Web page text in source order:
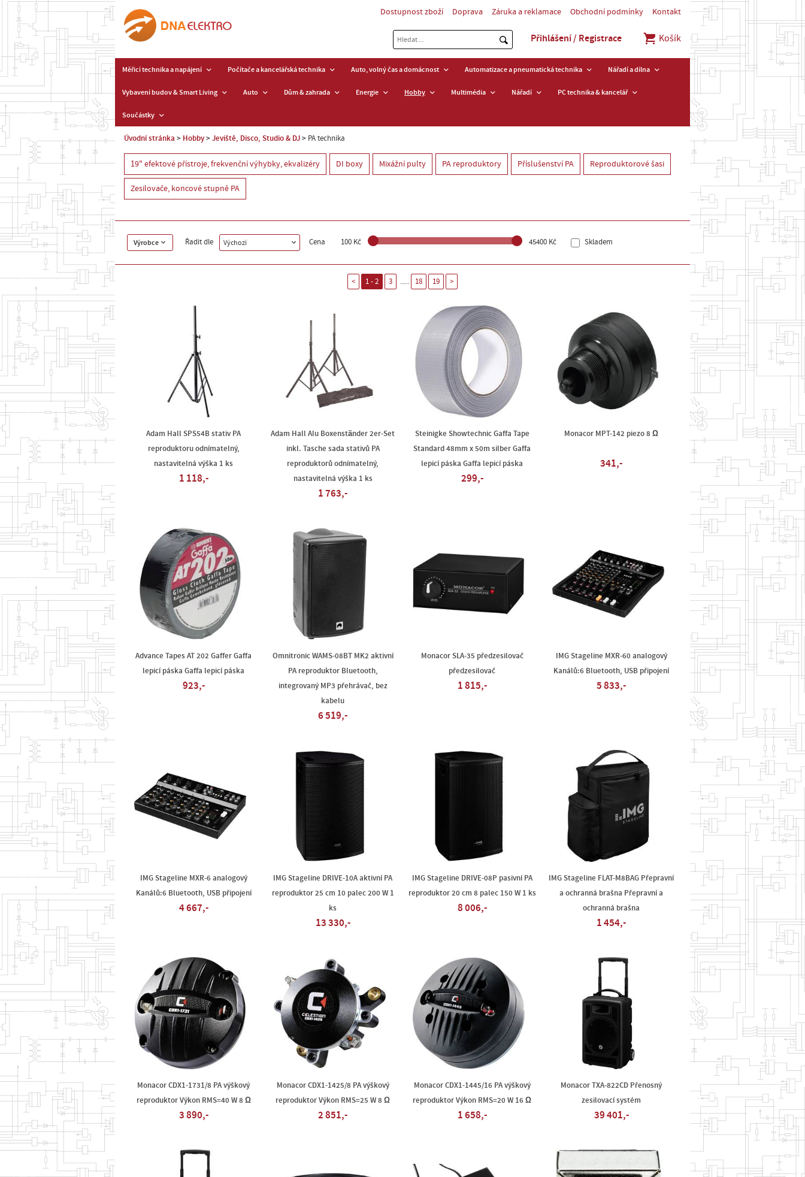
Dostupnost zboží Doprava Záruka a reklamace Obchodní podmínky Kontakt
Přihlášení / Registrace Košík
Měřicí technika a napájení Počítače a kancelářská technika Auto, volný čas a domácnost Automatizace a pneumatická technika Nářadí a dílna
Vybavení budov & Smart Living Auto Dům & zahrada Energie Hobby Multimédia Nářadí PC technika & kancelář
Součástky
Úvodní stránka Hobby Jeviště, Disco, Studio & DJ PA technika
19" efektové přístroje, frekvenční výhybky, ekvalizéry DI boxy Mixážní pulty PA reproduktory Příslušenství PA Reproduktorové šasi
Zesilovače, koncové stupně PA
Výrobce Řadit dle Výchozí Cena 100 Kč 45400 Kč Skladem
< 1 - 2 3 ..... 18 19 >
Adam Hall SPS54B stativ PA
reproduktoru odnímatelný,
nastavitelná výška 1 ks
1 118,-
Adam Hall Alu Boxenständer 2er-Set
inkl. Tasche sada stativů PA
reproduktorů odnímatelný,
nastavitelná výška 1 ks
1 763,-
Steinigke Showtechnic Gaffa Tape
Standard 48mm x 50m silber Gaffa
lepicí páska Gaffa lepicí páska
299,-
Monacor MPT-142 piezo 8 Ω
341,-
Advance Tapes AT 202 Gaffer Gaffa
lepicí páska Gaffa lepicí páska
923,-
Omnitronic WAMS-08BT MK2 aktivní
PA reproduktor Bluetooth,
integrovaný MP3 přehrávač, bez
kabelu
6 519,-
Monacor SLA-35 předzesilovač
předzesilovač
1 815,-
IMG Stageline MXR-60 analogový
Kanálů:6 Bluetooth, USB připojení
5 833,-
IMG Stageline MXR-6 analogový
Kanálů:6 Bluetooth, USB připojení
4 667,-
IMG Stageline DRIVE-10A aktivní PA
reproduktor 25 cm 10 palec 200 W 1
ks
13 330,-
IMG Stageline DRIVE-08P pasivní PA
reproduktor 20 cm 8 palec 150 W 1 ks
8 006,-
IMG Stageline FLAT-M8BAG Přepravní
a ochranná brašna Přepravní a
ochranná brašna
1 454,-
Monacor CDX1-1731/8 PA výškový
reproduktor Výkon RMS=40 W 8 Ω
3 890,-
Monacor CDX1-1425/8 PA výškový
reproduktor Výkon RMS=25 W 8 Ω
2 851,-
Monacor CDX1-1445/16 PA výškový
reproduktor Výkon RMS=20 W 16 Ω
1 658,-
Monacor TXA-822CD Přenosný
zesilovací systém
39 401,-